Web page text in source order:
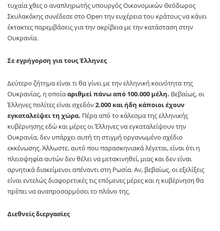
τυχαία χθες ο αναπληρωτής υπουργός Οικονομικών Θεόδωρος
Σκυλακάκης συνέδεσε στο Open την ευχέρεια του κράτους να κάνει
έκτακτες παρεμβάσεις για την ακρίβεια με την κατάσταση στην
Ουκρανία.
Σε εγρήγορση για τους Έλληνες
Δεύτερο ζήτημα είναι τι θα γίνει με την ελληνική κοινότητα της
Ουκρανίας, η οποίααριθμεί πάνω από 100.000 μέλη. Βεβαίως, οι
Έλληνες πολίτες είναι σχεδόν2.000 και ήδη κάποιοι έχουν
εγκαταλείψει τη χώρα. Πέρα από το κάλεσμα της ελληνικής
κυβέρνησης εδώ και μέρες οι Έλληνες να εγκαταλείψουν την
Ουκρανία, δεν υπάρχει αυτή τη στιγμή οργανωμένο σχέδιο
εκκένωσης. Άλλωστε, αυτό που παρασκηνιακά λέγεται, είναι ότι η
πλειοψηφία αυτών δεν θέλει να μετακινηθεί, μιας και δεν είναι
αρνητικά διακείμενοι απέναντι στη Ρωσία. Αν, βεβαίως, οι εξελίξεις
είναι εντελώς διαφορετικές τις επόμενες μέρες και η κυβέρνηση θα
πρέπει να αναπροσαρμόσει το πλάνο της.
Διεθνείς διεργασίες